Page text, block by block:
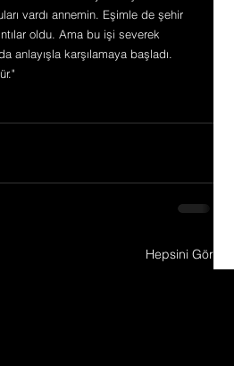
vardı annemin. Eşimle de şehir
oldu. Ama bu işi severek
anlayışla karşılamaya başladı.
Hepsini Gör